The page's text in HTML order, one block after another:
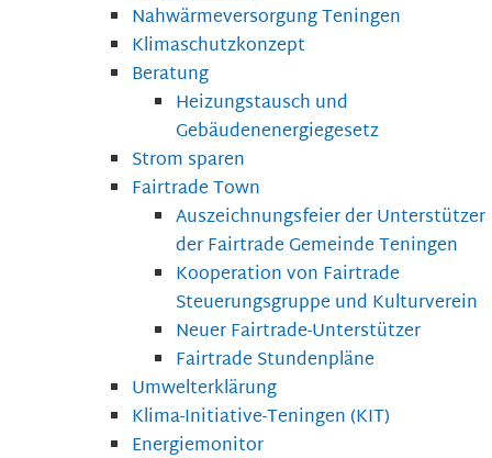
Nahwärmeversorgung Teningen
Klimaschutzkonzept
Beratung
Heizungstausch und
Gebäudenenergiegesetz
Strom sparen
Fairtrade Town
Auszeichnungsfeier der Unterstützer
der Fairtrade Gemeinde Teningen
Kooperation von Fairtrade
Steuerungsgruppe und Kulturverein
Neuer Fairtrade-Unterstützer
Fairtrade Stundenpläne
Umwelterklärung
Klima-Initiative-Teningen (KIT)
Energiemonitor